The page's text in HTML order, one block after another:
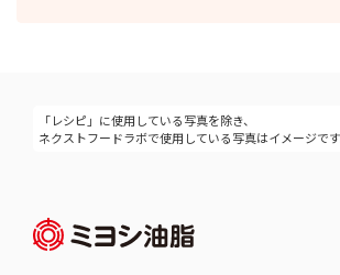
「レシピ」に使用している写真を除き、
ネクストフードラボで使用している写真はイメージです